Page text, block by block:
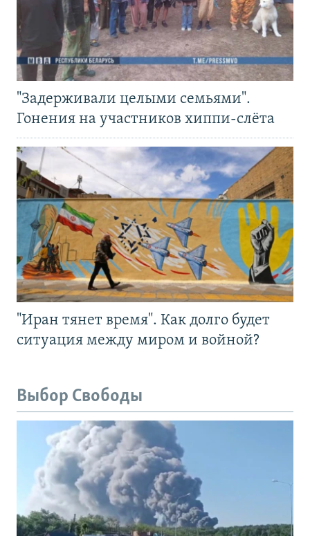
"Задерживали целыми семьями".
Гонения на участников хиппи-слёта
"Иран тянет время". Как долго будет
ситуация между миром и войной?
Выбор Свободы